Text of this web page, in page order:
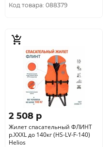
Код товара: 088379
2 508 p
Жилет спасательный ФЛИНТ
р.XXXL до 140кг (HS-LV-F-140)
Helios